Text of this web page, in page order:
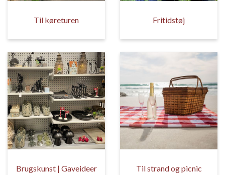
Til køreturen Fritidstøj
Brugskunst | Gaveideer Til strand og picnic